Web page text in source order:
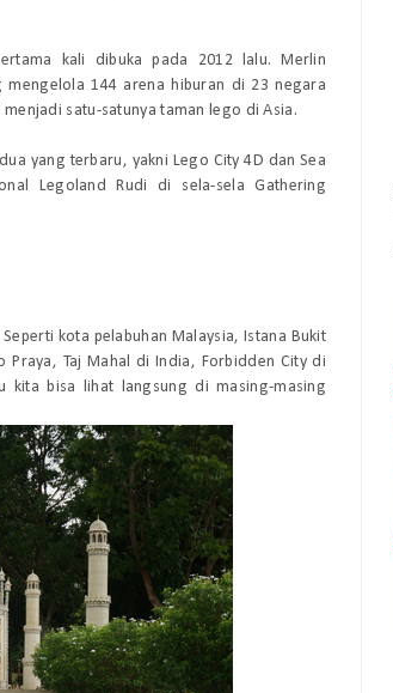
kali dibuka pada 2012 lalu. Merlin
mengelola 144 arena hiburan di 23 negara
satu-satunya taman lego di Asia.
yang terbaru, yakni Lego City 4D dan Sea
Legoland Rudi di sela-sela Gathering
kota pelabuhan Malaysia, Istana Bukit
Praya, Taj Mahal di India, Forbidden City di
kita bisa lihat langsung di masing-masing